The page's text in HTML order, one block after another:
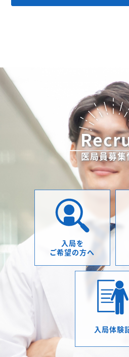
e oxidoreductase activity:
harmacological HIF-PH
ses Myoblast Differentiation
inued HIF-1α Stabilization
Journal of Molecular
ました。
2025年6月25日
宮本祥子（大学院生）、角谷佳則
ssociation of Visceral Fat
h Endothelial Glycocalyx
eople with and without
Retrospective Cross-
al of Atherosclerosis and
載されました。
2024年12月20日
津田昌宏講師の論文「
tion taking into account
e in renal function in
ates with obesity and
sorder」がHypertension
れました。
医局員募集
入局を
ご希望の方へ
入局体験